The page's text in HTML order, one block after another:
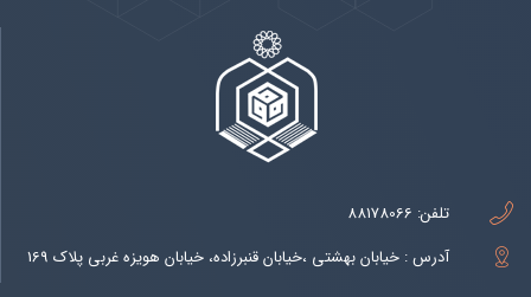
تلفن: 88178066
آدرس : خیابان بهشتی ،خیابان قنبرزاده، خیابان هویزه غربی پلاک 169